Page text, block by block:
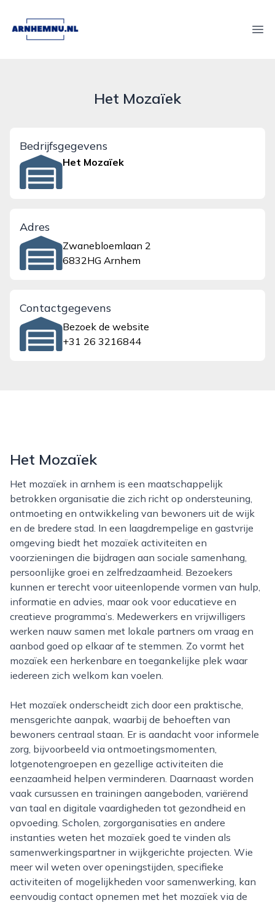
arnhemnu.nl
Het Mozaïek
Bedrijfsgegevens
Het Mozaïek
Adres
Zwanebloemlaan 2
6832HG Arnhem
Contactgegevens
Bezoek de website
+31 26 3216844
Het Mozaïek
Het mozaïek in arnhem is een maatschappelijk
betrokken organisatie die zich richt op ondersteuning,
ontmoeting en ontwikkeling van bewoners uit de wijk
en de bredere stad. In een laagdrempelige en gastvrije
omgeving biedt het mozaïek activiteiten en
voorzieningen die bijdragen aan sociale samenhang,
persoonlijke groei en zelfredzaamheid. Bezoekers
kunnen er terecht voor uiteenlopende vormen van hulp,
informatie en advies, maar ook voor educatieve en
creatieve programma’s. Medewerkers en vrijwilligers
werken nauw samen met lokale partners om vraag en
aanbod goed op elkaar af te stemmen. Zo vormt het
mozaïek een herkenbare en toegankelijke plek waar
iedereen zich welkom kan voelen.
Het mozaïek onderscheidt zich door een praktische,
mensgerichte aanpak, waarbij de behoeften van
bewoners centraal staan. Er is aandacht voor informele
zorg, bijvoorbeeld via ontmoetingsmomenten,
lotgenotengroepen en gezellige activiteiten die
eenzaamheid helpen verminderen. Daarnaast worden
vaak cursussen en trainingen aangeboden, variërend
van taal en digitale vaardigheden tot gezondheid en
opvoeding. Scholen, zorgorganisaties en andere
instanties weten het mozaïek goed te vinden als
samenwerkingspartner in wijkgerichte projecten. Wie
meer wil weten over openingstijden, specifieke
activiteiten of mogelijkheden voor samenwerking, kan
eenvoudig contact opnemen met het mozaïek via de